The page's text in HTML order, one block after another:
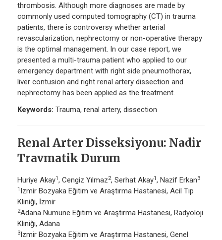
thrombosis. Although more diagnoses are made by
commonly used computed tomography (CT) in trauma
patients, there is controversy whether arterial
revascularization, nephrectomy or non-operative therapy
is the optimal management. In our case report, we
presented a multi-trauma patient who applied to our
emergency department with right side pneumothorax,
liver contusion and right renal artery dissection and
nephrectomy has been applied as the treatment.
Keywords: Trauma, renal artery, dissection
Renal Arter Disseksiyonu: Nadir
Travmatik Durum
Huriye Akay1, Cengiz Yılmaz2, Serhat Akay1, Nazif Erkan3
1 Izmir Bozyaka Eğitim ve Araştırma Hastanesi, Acil Tıp
Kliniği, İzmir
2Adana Numune Eğitim ve Araştırma Hastanesi, Radyoloji
Kliniği, Adana
3Izmir Bozyaka Eğitim ve Araştırma Hastanesi, Genel